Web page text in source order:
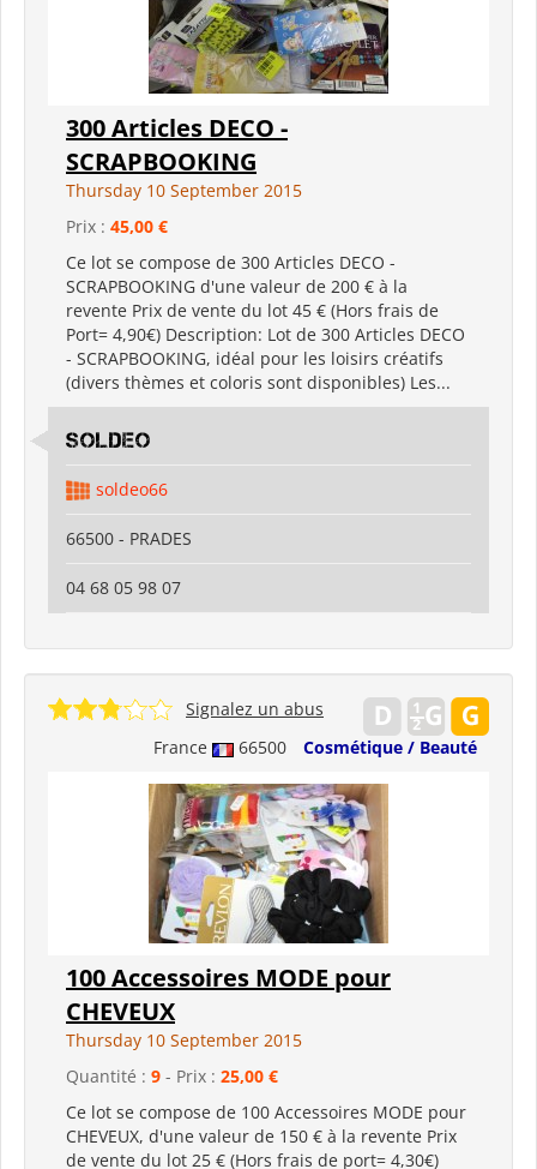
300 Articles DECO -
SCRAPBOOKING
Thursday 10 September 2015
Prix : 45,00 €
Ce lot se compose de 300 Articles DECO -
SCRAPBOOKING d'une valeur de 200 € à la
revente Prix de vente du lot 45 € (Hors frais de
Port= 4,90€) Description: Lot de 300 Articles DECO
- SCRAPBOOKING, idéal pour les loisirs créatifs
(divers thèmes et coloris sont disponibles) Les...
SOLDEO
soldeo66
66500 - PRADES
04 68 05 98 07
France 66500 Cosmétique / Beauté
Signalez un abus
100 Accessoires MODE pour
CHEVEUX
Thursday 10 September 2015
Quantité : 9 - Prix : 25,00 €
Ce lot se compose de 100 Accessoires MODE pour
CHEVEUX, d'une valeur de 150 € à la revente Prix
de vente du lot 25 € (Hors frais de port= 4,30€)